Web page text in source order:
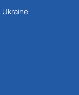
Ukraine